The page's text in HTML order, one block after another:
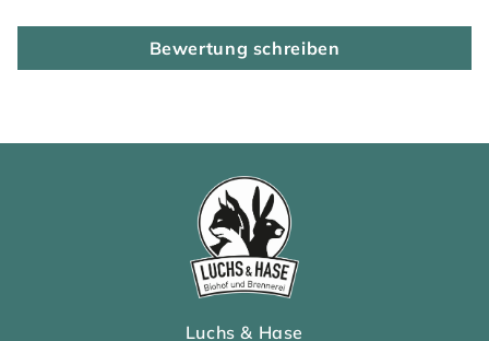
Bewertung schreiben
Luchs & Hase